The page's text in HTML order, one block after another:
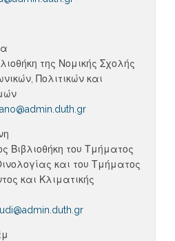
της Νομικής Σχολής
Πολιτικών και
Βιβλιοθήκη του Τμήματος
και του Τμήματος
και Κλιματικής